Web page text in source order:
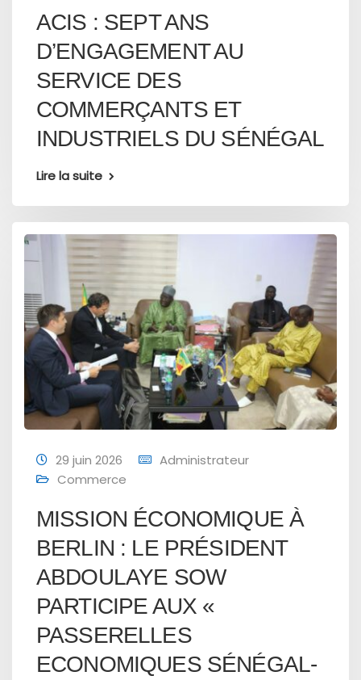
ACIS : SEPT ANS
D’ENGAGEMENT AU
SERVICE DES
COMMERÇANTS ET
INDUSTRIELS DU SÉNÉGAL
Lire la suite
29 juin 2026
Administrateur
Commerce
MISSION ÉCONOMIQUE À
BERLIN : LE PRÉSIDENT
ABDOULAYE SOW
PARTICIPE AUX «
PASSERELLES
ECONOMIQUES SÉNÉGAL-